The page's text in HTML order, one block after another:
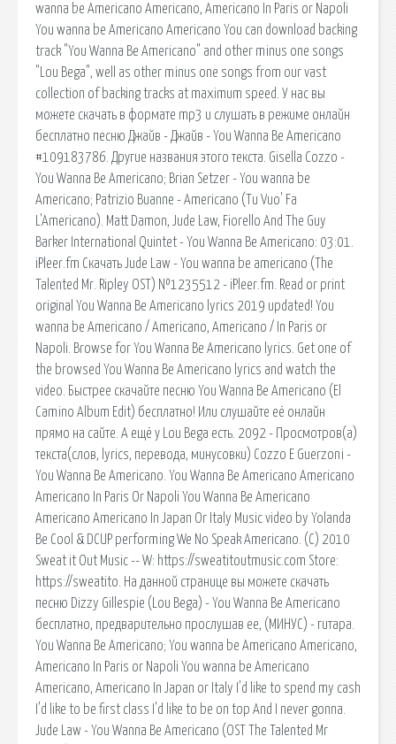
wanna be Americano Americano, Americano In Paris or Napoli
You wanna be Americano Americano You can download backing
track "You Wanna Be Americano" and other minus one songs
"Lou Bega", well as other minus one songs from our vast
collection of backing tracks at maximum speed. У нас вы
можете скачать в формате mp3 и слушать в режиме онлайн
бесплатно песню Джайв - Джайв - You Wanna Be Americano
#109183786. Другие названия этого текста. Gisella Cozzo -
You Wanna Be Americano; Brian Setzer - You wanna be
Americano; Patrizio Buanne - Americano (Tu Vuo' Fa
L'Americano). Matt Damon, Jude Law, Fiorello And The Guy
Barker International Quintet - You Wanna Be Americano: 03:01.
iPleer.fm Скачать Jude Law - You wanna be americano (The
Talented Mr. Ripley OST) №1235512 - iPleer.fm. Read or print
original You Wanna Be Americano lyrics 2019 updated! You
wanna be Americano / Americano, Americano / In Paris or
Napoli. Browse for You Wanna Be Americano lyrics. Get one of
the browsed You Wanna Be Americano lyrics and watch the
video. Быстрее скачайте песню You Wanna Be Americano (El
Camino Album Edit) бесплатно! Или слушайте её онлайн
прямо на сайте. А ещё у Lou Bega есть. 2092 - Просмотров(a)
текста(слов, lyrics, перевода, минусовки) Cozzo E Guerzoni -
You Wanna Be Americano. You Wanna Be Americano Americano
Americano In Paris Or Napoli You Wanna Be Americano
Americano Americano In Japan Or Italy Music video by Yolanda
Be Cool & DCUP performing We No Speak Americano. (C) 2010
Sweat it Out Music -- W: https://sweatitoutmusic.com Store:
https://sweatito. На данной странице вы можете скачать
песню Dizzy Gillespie (Lou Bega) - You Wanna Be Americano
бесплатно, предварительно прослушав ее, (МИНУС) - гитара.
You Wanna Be Americano; You wanna be Americano Americano,
Americano In Paris or Napoli You wanna be Americano
Americano, Americano In Japan or Italy I'd like to spend my cash
I'd like to be first class I'd like to be on top And I never gonna.
Jude Law - You Wanna Be Americano (OST The Talented Mr